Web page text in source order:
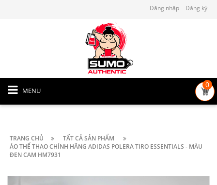
Đăng nhập Đăng ký
MENU
0
TRANG CHỦ
TẤT CẢ SẢN PHẨM
ÁO THỂ THAO CHÍNH HÃNG ADIDAS POLERA TIRO ESSENTIALS - MÀU
ĐEN CAM HM7931